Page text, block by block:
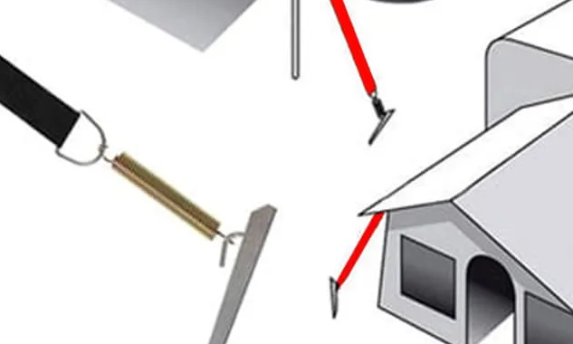
Feux de signalisation
Feux de signalisation arrière
ELECTRICITE
Fusibles et cosses
Prises extérieures caravane
EQUIPEMENT INTERIEUR
EQUIPEMENT CABINE & CELLULE
Embases pivotantes
Equipement pour la cabine
Stores de cabine REMIfront
Volets isolants extérieurs
Volets isolants intérieurs
Volets isolants SOPLAIR Intermik
Pare-soleil VISIOPLAIR
SOLUTIONS de couchage